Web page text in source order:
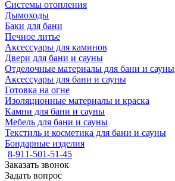
Системы отопления
Дымоходы
Баки для бани
Печное литье
Аксессуары для каминов
Двери для бани и сауны
Отделочные материалы для бани и сауны
Аксессуары для бани и сауны
Готовка на огне
Изоляционные материалы и краска
Камни для бани и сауны
Мебель для бани и сауны
Текстиль и косметика для бани и сауны
Бондарные изделия
8-911-501-51-45
Заказать звонок
Задать вопрос